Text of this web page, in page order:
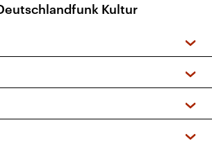
Kultur
und Podcasts
Kinderprogramm
(UKW + DAB+)